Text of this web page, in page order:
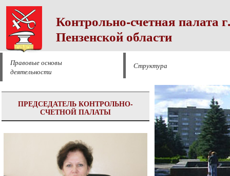
Контрольно-счетная палата
Пензенской области
Правовые основы
деятельности
Структура
ПРЕДСЕДАТЕЛЬ КОНТРОЛЬНО-
СЧЕТНОЙ ПАЛАТЫ